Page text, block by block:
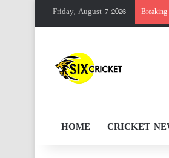
Friday, August 7 2026
HOME CRICKET